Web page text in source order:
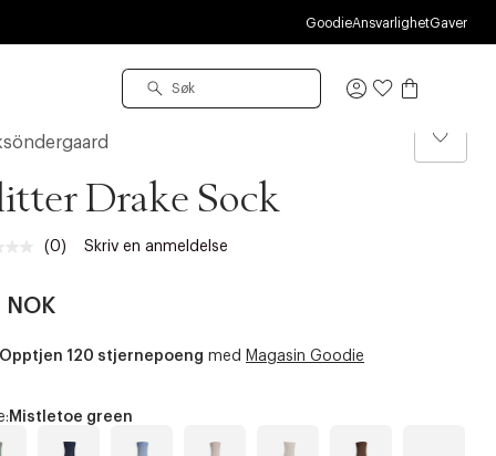
GoodieAnsvarlighetGaver
Logg
Drake Sock
Ingen
sidelenke.
(0) Skriv en anmeldelse
NOK
Opptjen 120 stjernepoeng med Magasin Goodie
Mistletoe green